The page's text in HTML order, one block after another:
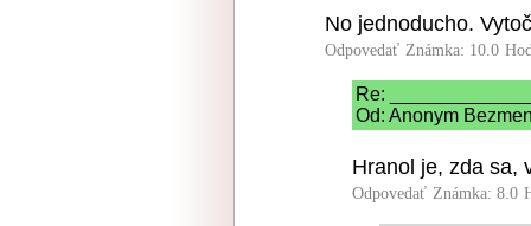
No jednoducho.
Odpovedať Známka: 10.0
Re:
Od: Anonym
Hranol je, zda sa,
Odpovedať Známka: 8.0